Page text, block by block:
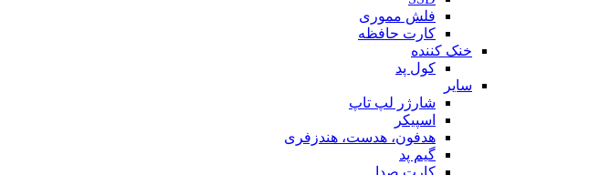
فلش مموری
کارت حافظه
خنک کننده
کول پد
سایر
شارژر لپ تاپ
اسپیکر
هدفون، هدست، هندزفری
گیم پد
کارت صدا